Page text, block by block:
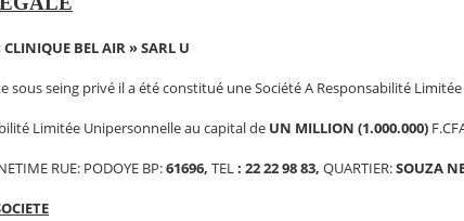
CLINIQUE BEL AIR » SARL U
sous seing privé il a été constitué une Société A Responsabilité
Limitée Unipersonnelle au capital de UN MILLION (1.000.000)
RUE: PODOYE BP:61696, TEL: 22 22 98 83, QUARTIER:SOUZA